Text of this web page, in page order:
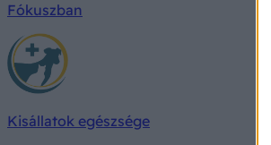
Fókuszban
Kisállatok egészsége